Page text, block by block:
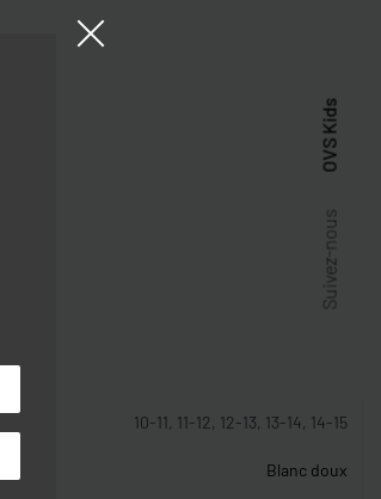
10-11, 11-12, 12-13, 13-14, 14-15
Blanc doux
Suivez-nous
OVS Kids